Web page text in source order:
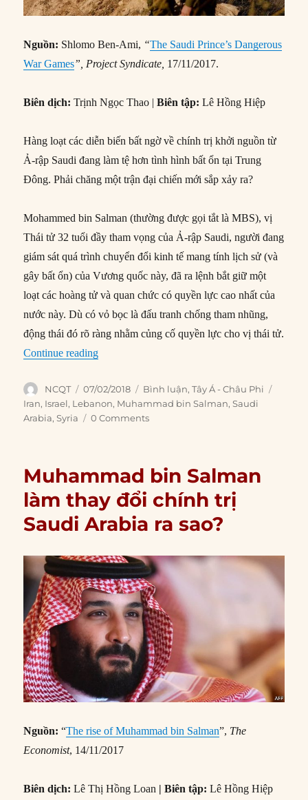
Nguồn: Shlomo Ben-Ami, “The Saudi Prince’s Dangerous
War Games”, Project Syndicate, 17/11/2017.
Biên dịch:Trịnh Ngọc Thao |Biên tập:Lê Hồng Hiệp
Hàng loạt các diễn biến bất ngờ về chính trị khởi nguồn từ
Ả-rập Saudi đang làm tệ hơn tình hình bất ổn tại Trung
Đông. Phải chăng một trận đại chiến mới sắp xảy ra?
Mohammed bin Salman (thường được gọi tắt là MBS), vị
Thái tử 32 tuổi đầy tham vọng của Ả-rập Saudi, người đang
giám sát quá trình chuyển đổi kinh tế mang tính lịch sử (và
gây bất ổn) của Vương quốc này, đã ra lệnh bắt giữ một
loạt các hoàng tử và quan chức có quyền lực cao nhất của
nước này. Dù có vỏ bọc là đấu tranh chống tham nhũng,
động thái đó rõ ràng nhằm củng cố quyền lực cho vị thái tử.
Continue reading“Trò chơi chiến tranh nguy hiểm của Thái tử
Author
NCQT
Posted
on
07/02/2018 Categories
Bình luận,Tây Á - Châu Phi
Iran, Israel, Lebanon, Muhammad bin Salman,Saudi
Arabia,Syria 0 Comments
Muhammad bin Salman
làm thay đổi chính trị
Saudi Arabia ra sao?
Nguồn: “The rise of Muhammad bin Salman”, The
Economist, 14/11/2017
Biên dịch:Lê Thị Hồng Loan | Biên tập:Lê Hồng Hiệp